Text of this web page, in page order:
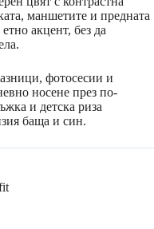
маншетите и предната
акцент, без да
фотосесии и
носене през по-
и детска риза
баща и син.